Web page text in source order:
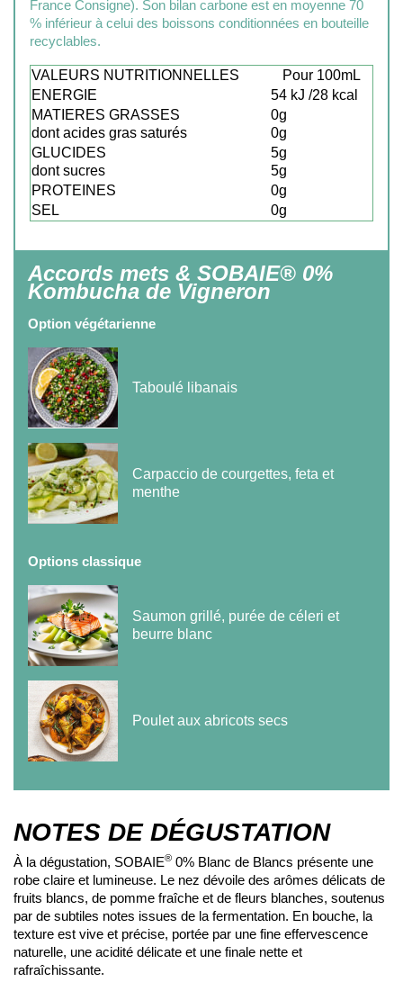
France Consigne). Son bilan carbone est en moyenne 70
% inférieur à celui des boissons conditionnées en bouteille
recyclables.
VALEURS NUTRITIONNELLES
Pour 100mL
ENERGIE
54 kJ /28 kcal
MATIERES GRASSES
dont acides gras saturés
0g
0g
GLUCIDES
dont sucres
5g
5g
PROTEINES
0g
SEL
0g
Accords mets & SOBAIE® 0%
Kombucha de Vigneron
Option végétarienne
Taboulé libanais
Carpaccio de courgettes, feta et
menthe
Options classique
Saumon grillé, purée de céleri et
beurre blanc
Poulet aux abricots secs
NOTES DE DÉGUSTATION
À la dégustation, SOBAIE® 0% Blanc de Blancs présente une
robe claire et lumineuse. Le nez dévoile des arômes délicats de
fruits blancs, de pomme fraîche et de fleurs blanches, soutenus
par de subtiles notes issues de la fermentation. En bouche, la
texture est vive et précise, portée par une fine effervescence
naturelle, une acidité délicate et une finale nette et
rafraîchissante.